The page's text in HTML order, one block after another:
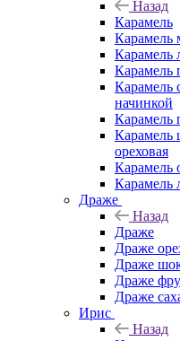
Назад
Карамель
Карамель
Карамель
Карамель
Карамель
начинкой
Карамель
Карамель
ореховая
Карамель
Карамель
Драже
Назад
Драже
Драже
Драже
Драже
Драже
Ирис
Назад